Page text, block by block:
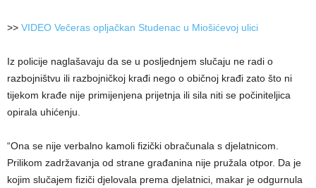
>> VIDEO Večeras opljačkan Studenac u Miošićevoj ulici
Iz policije naglašavaju da se u posljednjem slučaju ne radi o
razbojništvu ili razbojničkoj krađi nego o običnoj krađi zato što ni
tijekom krađe nije primijenjena prijetnja ili sila niti se počiniteljica
opirala uhićenju.
“Ona se nije verbalno kamoli fizički obračunala s djelatnicom.
Prilikom zadržavanja od strane građanina nije pružala otpor. Da je
kojim slučajem fiziči djelovala prema djelatnici, makar je odgurnula